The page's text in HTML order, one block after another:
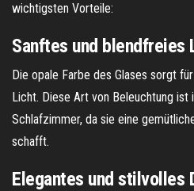
wichtigsten Vorteile:
Sanftes und blendfreies
Die opale Farbe des Glases sorgt
Licht. Diese Art von Beleuchtung ist
Schlafzimmer, da sie eine
schafft.
Elegantes und stilvolles